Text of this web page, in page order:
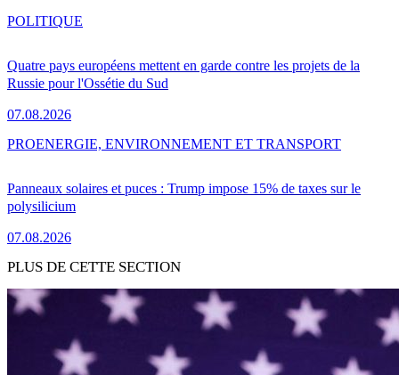
Quatre pays européens mettent en garde contre les projets de la
Russie pour l'Ossétie du Sud
07.08.2026
POLITIQUE
Panneaux solaires et puces : Trump impose 15% de taxes sur le
polysilicium
07.08.2026
PROENERGIE, ENVIRONNEMENT ET TRANSPORT
PLUS DE CETTE SECTION